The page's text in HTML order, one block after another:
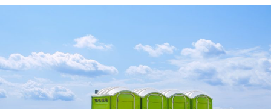
uleiuri pentru motoare pe benzină;
uleiuri pentru motoare diesel;
uleiuri pentru transmisii;
lichide de frână;